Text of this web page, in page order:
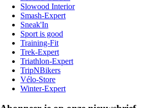
Slowood Interior
Smash-Expert
Sneak'In
Sport is good
Training-Fit
Trek-Expert
Triathlon-Expert
TripNBikers
Vélo-Store
Winter-Expert